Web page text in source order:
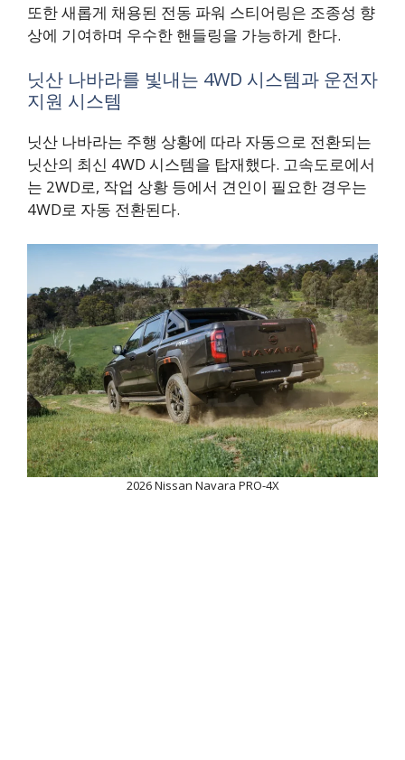
또한 새롭게 채용된 전동 파워 스티어링은 조종성 향
상에 기여하며 우수한 핸들링을 가능하게 한다.
닛산 나바라를 빛내는 4WD 시스템과 운전자
지원 시스템
닛산 나바라는 주행 상황에 따라 자동으로 전환되는
닛산의 최신 4WD 시스템을 탑재했다. 고속도로에서
는 2WD로, 작업 상황 등에서 견인이 필요한 경우는
4WD로 자동 전환된다.
2026 Nissan Navara PRO-4X